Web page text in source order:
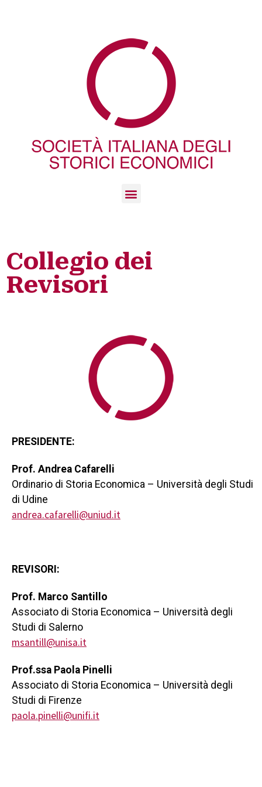
Collegio dei
Revisori
PRESIDENTE:
Prof. Andrea Cafarelli
Ordinario di Storia Economica – Università degli Studi
di Udine
andrea.cafarelli@uniud.it
REVISORI:
Prof. Marco Santillo
Associato di Storia Economica – Università degli
Studi di Salerno
msantill@unisa.it
Prof.ssa Paola Pinelli
Associato di Storia Economica – Università degli
Studi di Firenze
paola.pinelli@unifi.it